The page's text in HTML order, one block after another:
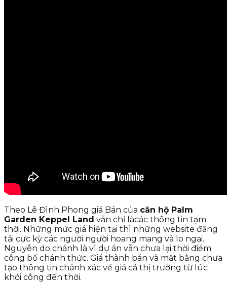
Theo Lê Đình Phong giá Bán của căn hộ Palm
Garden Keppel Land vẫn chỉ làcác thông tin tạm
thời. Những mức giá hiện tại thì những website đăng
tải cực kỳ các người người hoang mang và lo ngại.
Nguyên do chánh là vì dự án vẫn chưa lại thời điểm
công bố chánh thức. Giá thành bán và mặt bằng chưa
tạo thông tin chánh xác về giá cả thị trường từ lúc
khởi công đến thời.